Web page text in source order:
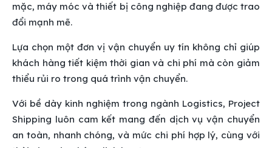
mặc, máy móc và thiết bị công nghiệp đang được trao
đổi mạnh mẽ.
Lựa chọn một đơn vị vận chuyển uy tín không chỉ giúp
khách hàng tiết kiệm thời gian và chi phí mà còn giảm
thiểu rủi ro trong quá trình vận chuyển.
Với bề dày kinh nghiệm trong ngành Logistics, Project
Shipping luôn cam kết mang đến dịch vụ vận chuyển
an toàn, nhanh chóng, và mức chi phí hợp lý, cùng với